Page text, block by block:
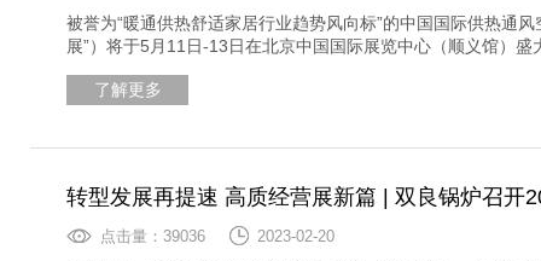
被誉为“暖通供热舒适家居行业趋势风向标”的中国国际供热通
展”）将于5月11日-13日在北京中国国际展览中心（顺义馆）盛
了解更多
转型发展再提速 高质经营展新篇 | 双良锅炉召开
点击量：39036 2023-02-20